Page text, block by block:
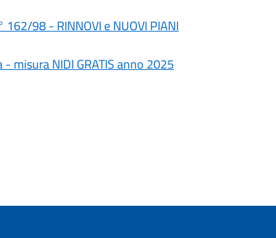
162/98 - RINNOVI e NUOVI PIANI
misura NIDI GRATIS anno 2025